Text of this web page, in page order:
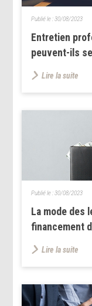
Entretien
peuvent-ils
Publié le :30/08/2023
Lire la suite
La mode des
financement
Publié le :30/08/2023
Lire la suite